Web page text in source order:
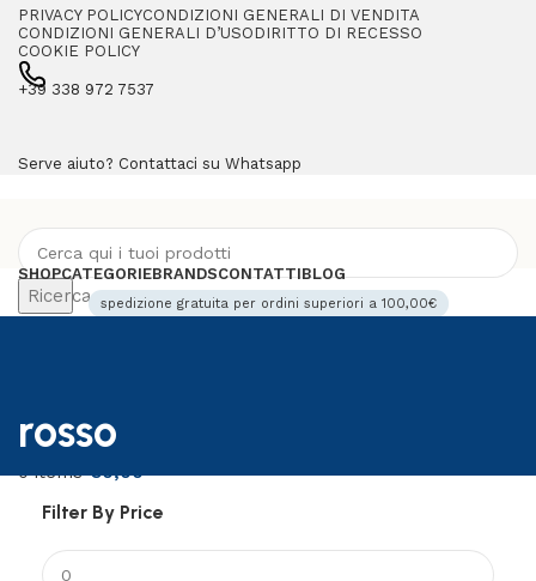
PRIVACY POLICYCONDIZIONI GENERALI DI VENDITA
CONDIZIONI GENERALI D’USO DIRITTO DI RECESSO
COOKIE POLICY
+39 338 972 7537
Serve aiuto? Contattaci su Whatsapp
Ricerca
0items €0,00
SHOPCATEGORIEBRANDSCONTATTIBLOG
spedizione gratuita per ordini superiori a 100,00€
rosso
Filter By Price